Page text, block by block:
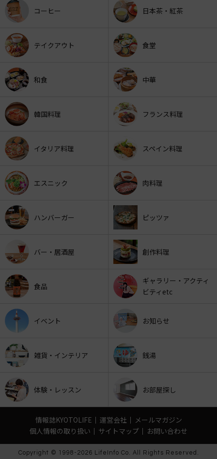
コーヒー 日本茶・紅茶
テイクアウト 食堂
和食 中華
韓国料理 フランス料理
イタリア料理 スペイン料理
エスニック 肉料理
ハンバーガー ピッツァ
バー・居酒屋 創作料理
食品
ギャラリー・アクティ
ビティetc
イベント お知らせ
雑貨・インテリア 銭湯
体験・レッスン お部屋探し
情報誌KYOTOLIFE 運営会社
メールマガジン
個人情報の取り扱い
サイトマップ お問い合わせ
Copyright © 1998-2026 LifeInfo Co. All Rights Reserved.